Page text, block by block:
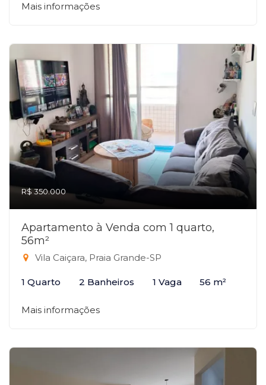
Mais informações
R$ 350.000
Apartamento à Venda com 1 quarto,
56m²
Vila Caiçara, Praia Grande-SP
1 Quarto 2 Banheiros 1 Vaga 56 m²
Mais informações